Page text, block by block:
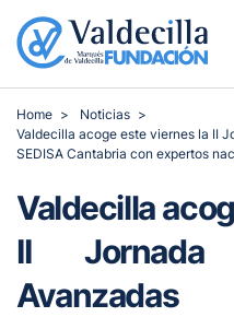
Home
Noticias
Valdecilla acoge este viernes la II
SEDISA Cantabria con expertos
Valdecilla
II Jornada